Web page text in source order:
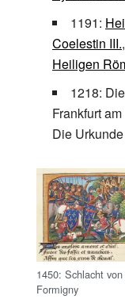
1191:
Coelestin III.
Heiligen
1218:
Frankfurt
Die
1450: Schlacht von
Formigny